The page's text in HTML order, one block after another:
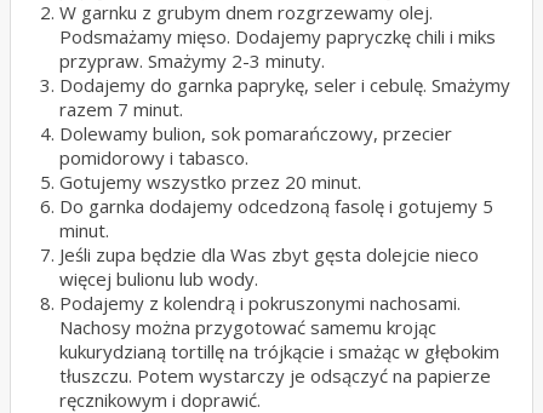
W garnku z grubym dnem rozgrzewamy olej.
Podsmażamy mięso. Dodajemy papryczkę chili i miks
przypraw. Smażymy 2-3 minuty.
Dodajemy do garnka paprykę, seler i cebulę. Smażymy
razem 7 minut.
Dolewamy bulion, sok pomarańczowy, przecier
pomidorowy i tabasco.
Gotujemy wszystko przez 20 minut.
Do garnka dodajemy odcedzoną fasolę i gotujemy 5
minut.
Jeśli zupa będzie dla Was zbyt gęsta dolejcie nieco
więcej bulionu lub wody.
Podajemy z kolendrą i pokruszonymi nachosami.
Nachosy można przygotować samemu krojąc
kukurydzianą tortillę na trójkącie i smażąc w głębokim
tłuszczu. Potem wystarczy je odsączyć na papierze
ręcznikowym i doprawić.